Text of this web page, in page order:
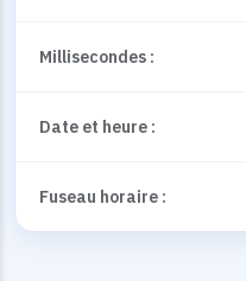
Millisecondes :
Date et heure :
Fuseau horaire :